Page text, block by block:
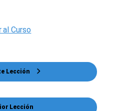
Lección
al Curso
Lección